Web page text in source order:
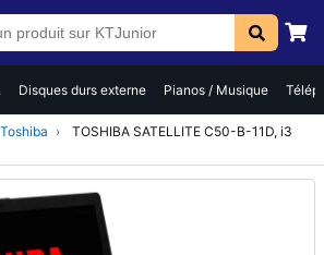
Disques durs externe Pianos / Musique
Toshiba ›
TOSHIBA SATELLITE C50-B-11D, i3